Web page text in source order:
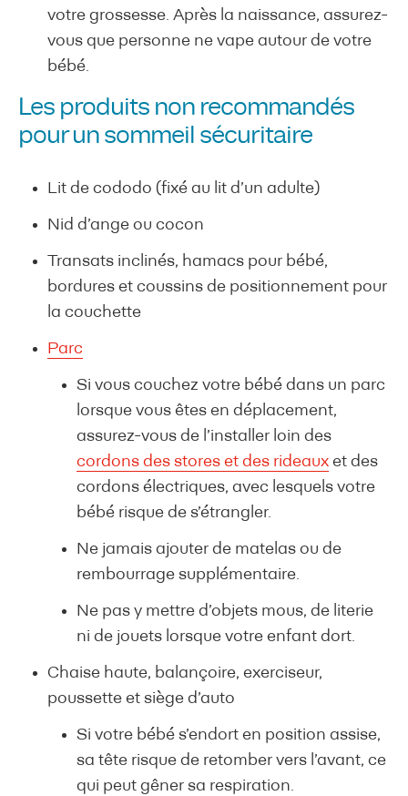
votre grossesse. Après la naissance, assurez-
vous que personne ne vape autour de votre
bébé.
Les produits non recommandés
pour un sommeil sécuritaire
Lit de cododo (fixé au lit d’un adulte)
Nid d’ange ou cocon
Transats inclinés, hamacs pour bébé,
bordures et coussins de positionnement pour
la couchette
Parc
Si vous couchez votre bébé dans un parc
lorsque vous êtes en déplacement,
assurez-vous de l’installer loin des
cordons des stores et des rideaux et des
cordons électriques, avec lesquels votre
bébé risque de s’étrangler.
Ne jamais ajouter de matelas ou de
rembourrage supplémentaire.
Ne pas y mettre d’objets mous, de literie
ni de jouets lorsque votre enfant dort.
Chaise haute, balançoire, exerciseur,
poussette et siège d’auto
Si votre bébé s’endort en position assise,
sa tête risque de retomber vers l’avant, ce
qui peut gêner sa respiration.